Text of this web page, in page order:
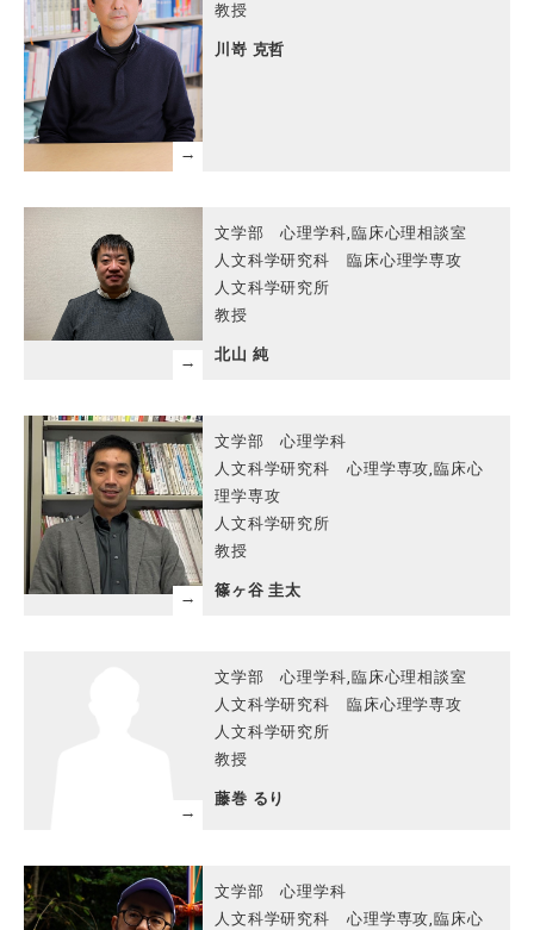
教授
川嵜 克哲
文学部 心理学科,臨床心理相談室
人文科学研究科 臨床心理学専攻
人文科学研究所
教授
北山 純
文学部 心理学科
人文科学研究科 心理学専攻,臨床心
理学専攻
人文科学研究所
教授
篠ヶ谷 圭太
文学部 心理学科,臨床心理相談室
人文科学研究科 臨床心理学専攻
人文科学研究所
教授
藤巻 るり
文学部 心理学科
人文科学研究科 心理学専攻,臨床心